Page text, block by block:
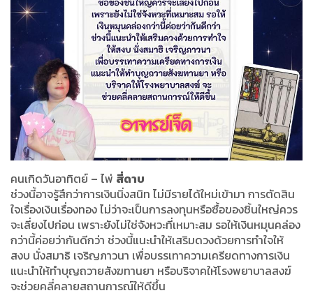
คนเกิดวันอาทิตย์ – ไพ่ สี่ดาบ
ช่วงนี้อาจรู้สึกว่าการเงินนิ่งสนิท ไม่มีรายได้ใหม่เข้ามา การตัดสิน
ใจเรื่องเงินเรื่องทอง ไม่ว่าจะเป็นการลงทุนหรือซื้อของชิ้นใหญ่ควร
จะเลี่ยงไปก่อน เพราะยังไม่ใช่จังหวะที่เหมาะสม รอให้เงินหมุนคล่อง
กว่านี้ค่อยว่ากันดีกว่า ช่วงนี้แนะนำให้เสริมดวงด้วยการทำใจให้
สงบ นั่งสมาธิ เจริญภาวนา เพื่อบรรเทาความเครียดทางการเงิน
แนะนำให้ทำบุญถวายสังฆทานยา หรือบริจาคให้โรงพยาบาลสงฆ์
จะช่วยคลี่คลายสถานการณ์ให้ดีขึ้น